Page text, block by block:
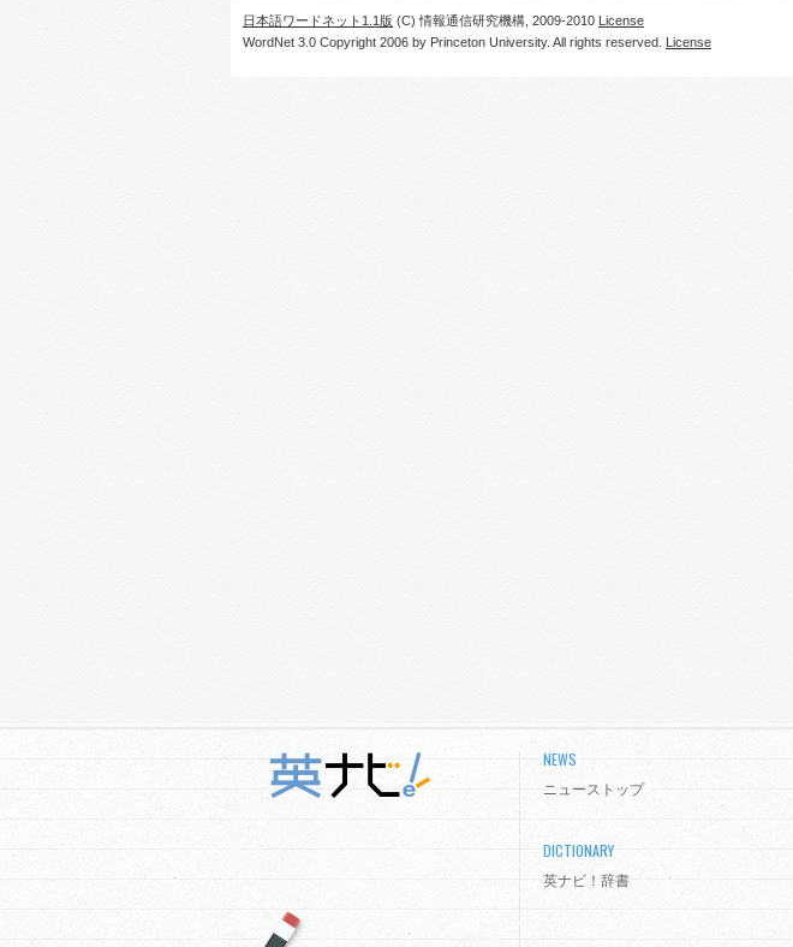
日本語ワードネット1.1版 (C) 情報通信研究機構, 2009-2010 License
WordNet 3.0 Copyright 2006 by Princeton University. All rights reserved. License
NEWS
ニューストップ
DICTIONARY
英ナビ！辞書